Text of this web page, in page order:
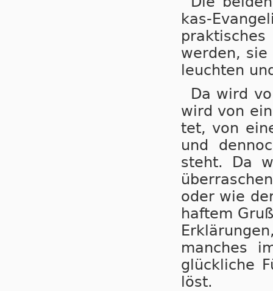
kas-
wer­den,
leuch­ten
Da wird
wird von
tet, von
und
steht. Da
oder wie
haf­tem
man­ches
glück­li­che
löst.